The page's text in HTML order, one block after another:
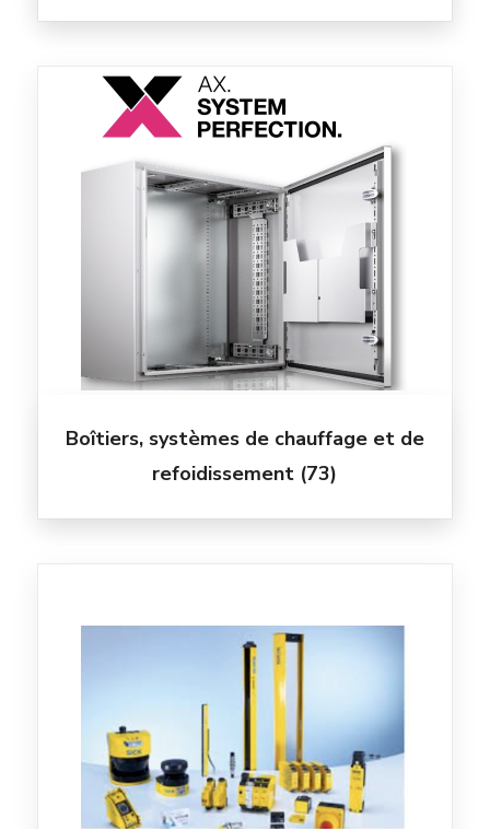
Boîtiers, systèmes de chauffage et de
refoidissement (73)